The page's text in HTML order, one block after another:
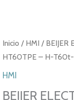
Inicio / HMI / BEIJER
HT60TPE – H-
HMI
BEIJER